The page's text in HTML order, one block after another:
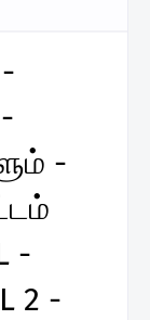
-
-
2 -